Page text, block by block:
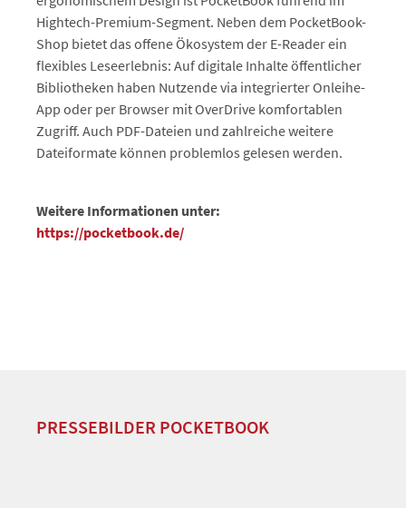
Hightech-Premium-Segment. Neben dem PocketBook-
Shop bietet das offene Ökosystem der E-Reader ein
flexibles Leseerlebnis: Auf digitale Inhalte öffentlicher
Bibliotheken haben Nutzende via integrierter Onleihe-
App oder per Browser mit OverDrive komfortablen
Zugriff. Auch PDF-Dateien und zahlreiche weitere
Dateiformate können problemlos gelesen werden.
Weitere Informationen unter:
https://pocketbook.de/
PRESSEBILDER POCKETBOOK